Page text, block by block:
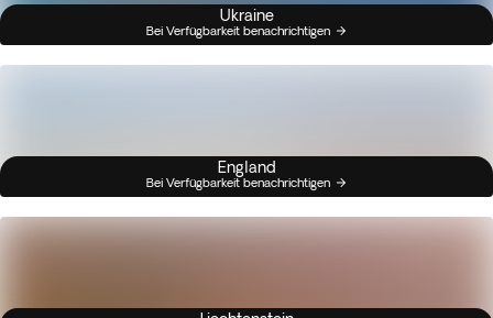
Ukraine
Bei Verfügbarkeit benachrichtigen
England
Bei Verfügbarkeit benachrichtigen